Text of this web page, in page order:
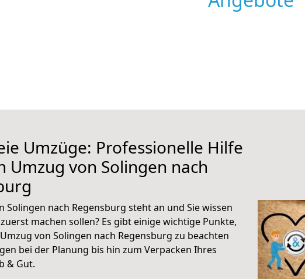
Umzüge: Professionelle Hilfe
Umzug von Solingen nach
Solingen nach Regensburg steht an und Sie wissen
machen sollen? Es gibt einige wichtige Punkte,
von Solingen nach Regensburg zu beachten
bei der Planung bis hin zum Verpacken Ihres
& Gut.